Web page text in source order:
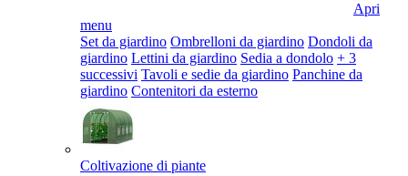
Apri
menu
Set da giardino Ombrelloni da giardino Dondoli da
giardino Lettini da giardino Sedia a dondolo + 3
successivi Tavoli e sedie da giardino Panchine da
giardino Contenitori da esterno
Coltivazione di piante